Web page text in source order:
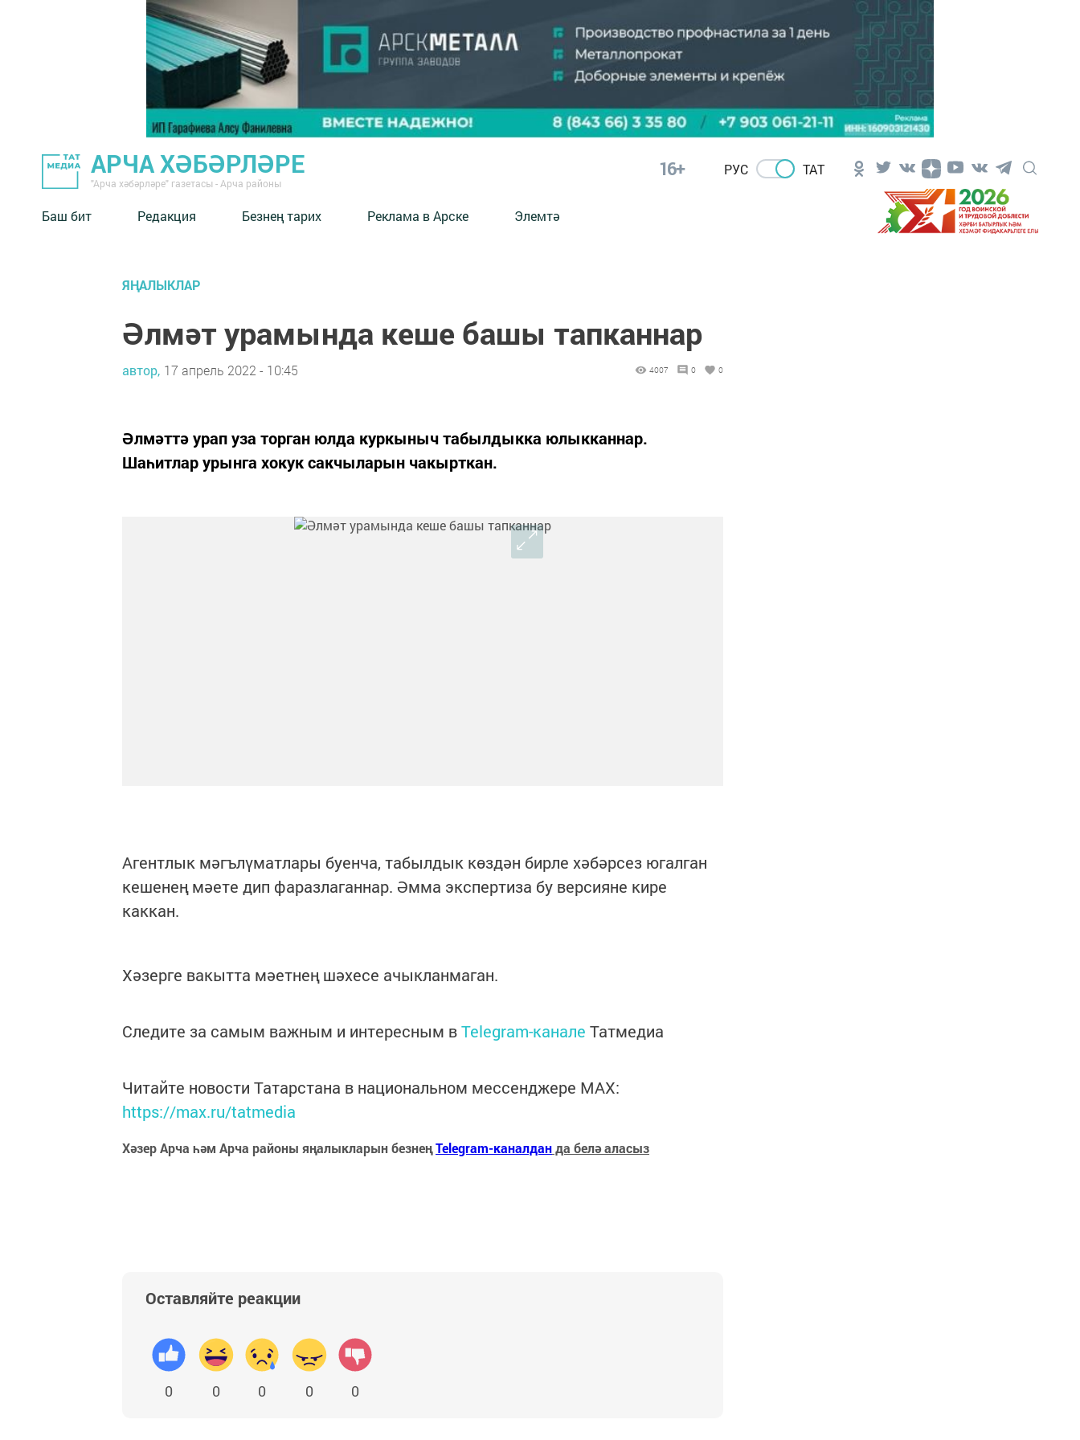
АРЧА ХӘБӘРЛӘРЕ
"Арча хәбәрләре" газетасы - Арча районы
16+ РУС ТАТ
Баш бит Редакция Безнең тарих Реклама в Арске Элемтә
ЯҢАЛЫКЛАР
Әлмәт урамында кеше башы тапканнар
автор, 17 апрель 2022 - 10:45 4007 0 0
Әлмәттә урап уза торган юлда куркыныч табылдыкка юлыкканнар.
Шаһитлар урынга хокук сакчыларын чакырткан.
Агентлык мәгълүматлары буенча, табылдык көздән бирле хәбәрсез югалган
кешенең мәете дип фаразлаганнар. Әмма экспертиза бу версияне кире
каккан.
Хәзерге вакытта мәетнең шәхесе ачыкланмаган.
Следите за самым важным и интересным вTelegram-канале Татмедиа
Читайте новости Татарстана в национальном мессенджере MАХ:
https://max.ru/tatmedia
Хәзер Арча һәм Арча районы яңалыкларын безнеңTelegram-каналданда белә аласыз
Оставляйте реакции
0 0 0 0 0